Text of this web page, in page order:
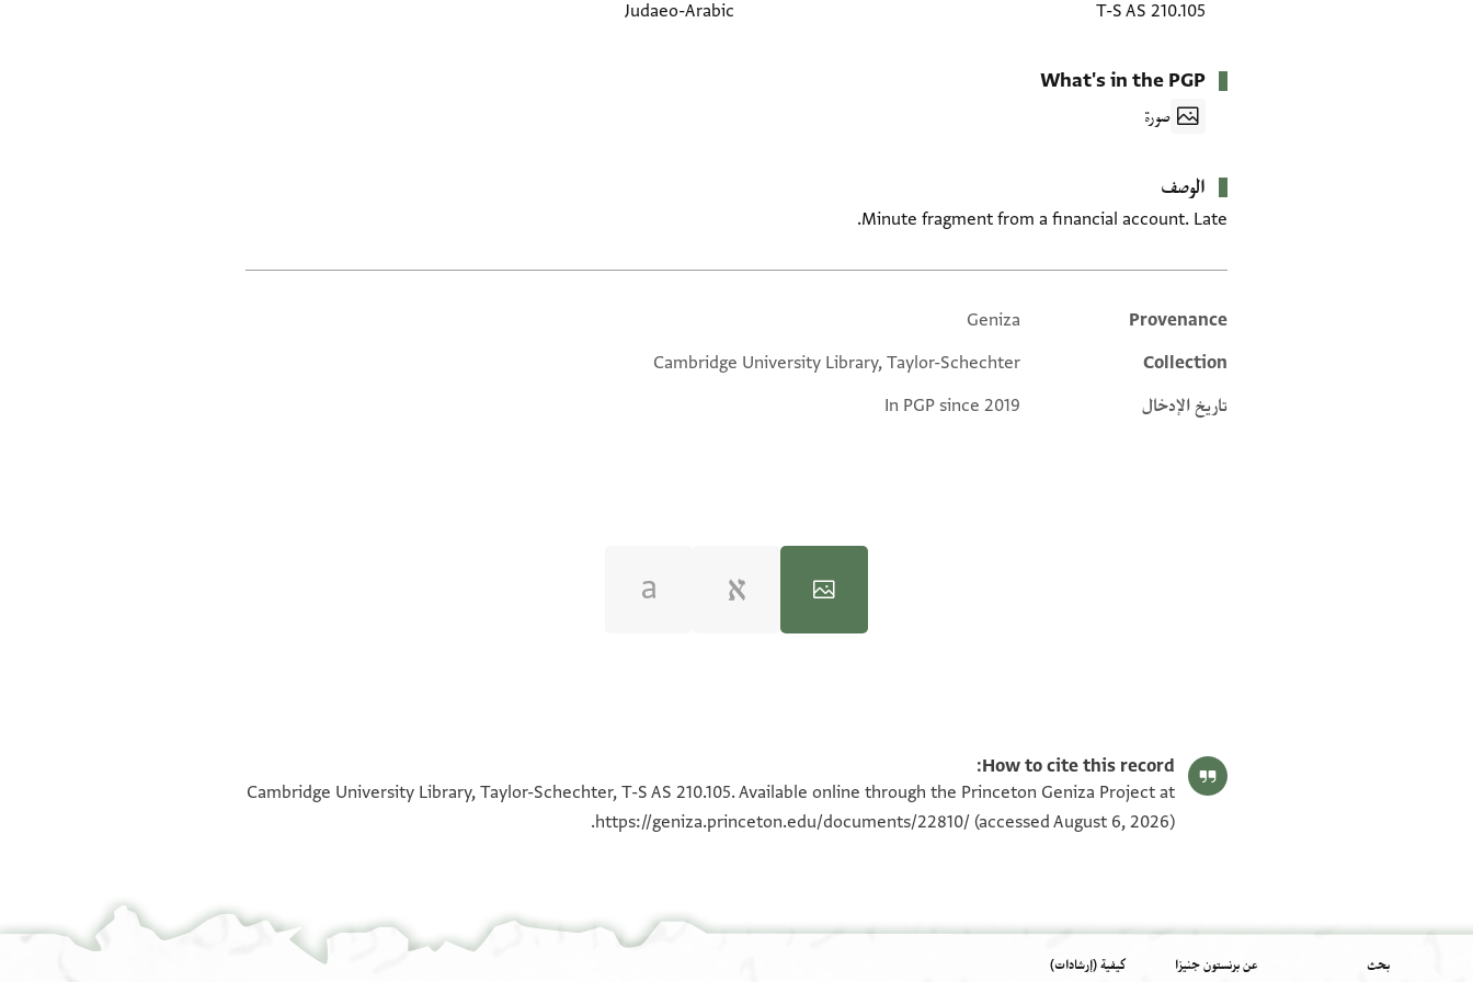
T-S AS 210.105
Judaeo-Arabic
What's in the PGP
صورة
الوصف
Minute fragment from a financial account. Late.
Additional metadata
Provenance
Geniza
Collection
Cambridge University Library, Taylor-Schechter
تاريخ الإدخال
In PGP since 2019
100%
100%
How to cite this record:
Cambridge University Library, Taylor-Schechter, T-S AS 210.105. Available online through the Princeton Geniza Project at
https://geniza.princeton.edu/documents/22810/ (accessed August 6, 2026).
بحث عن برنستون جنيزا كيفية (إرشادات)